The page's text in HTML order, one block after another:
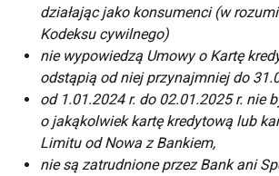
działając jako konsumenci (w
Kodeksu cywilnego)
nie wypowiedzą Umowy o Kartę
odstąpią od niej przynajmniej do
od 1.01.2024 r. do 02.01.2025 r. nie
o jakąkolwiek kartę kredytową lub
Limitu od Nowa z Bankiem,
nie są zatrudnione przez Bank ani